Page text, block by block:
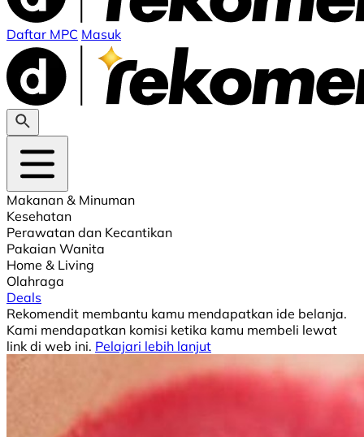
Daftar MPC Masuk
Makanan & Minuman
Kesehatan
Perawatan dan Kecantikan
Pakaian Wanita
Home & Living
Olahraga
Deals
Rekomendit membantu kamu mendapatkan ide belanja.
Kami mendapatkan komisi ketika kamu membeli lewat
link di web ini. Pelajari lebih lanjut